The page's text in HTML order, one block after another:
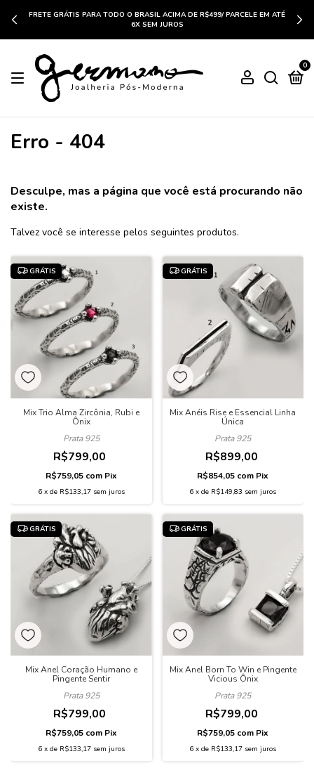
FRETE GRÁTIS PARA TODO O BRASIL ACIMA DE R$499/ PARCELE EM ATÉ
6X SEM JUROS
0
Erro - 404
Desculpe, mas a página que você está procurando não
existe.
Talvez você se interesse pelos seguintes produtos.
GRÁTIS
Mix Trio Alma Zircônia, Rubi e
Ônix
Prata 925
R$799,00
R$759,05 com Pix
6 x de R$133,17 sem juros
GRÁTIS
Mix Anéis Rise e Essencial Linha
Única
Prata 925
R$899,00
R$854,05 com Pix
6 xde R$149,83 sem juros
GRÁTIS
Mix Anel Coração Humano e
Pingente Sentir
Prata 925
R$799,00
R$759,05 com Pix
6 x de R$133,17 sem juros
GRÁTIS
Mix Anel Born To Win e Pingente
Vicious Ônix
Prata 925
R$799,00
R$759,05 com Pix
6 xde R$133,17 sem juros